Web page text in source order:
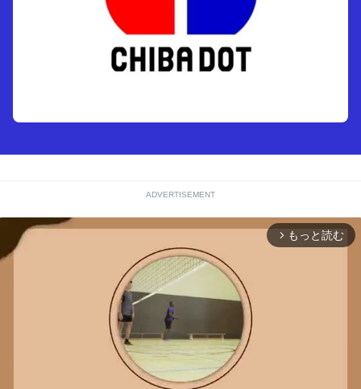
ADVERTISEMENT
arrow_forward_ios もっと読む